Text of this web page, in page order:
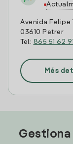
Avenida Felipe
03610 Petrer
Tel: 865 51 62 91
Més
Gestiona